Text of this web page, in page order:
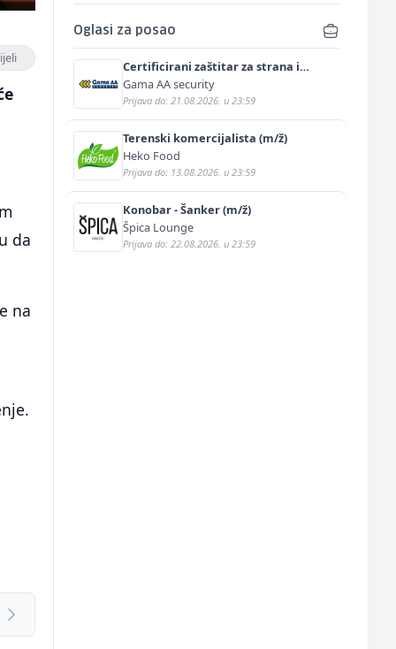
da
na
Oglasi za posao
Certificirani zaštitar za strana i
diplomatska predstavništva (m/ž)
Gama AA security
Prijava do: 21.08.2026. u 23:59
Terenski komercijalista (m/ž)
Heko Food
Prijava do: 13.08.2026. u 23:59
Konobar - Šanker (m/ž)
Špica Lounge
Prijava do: 22.08.2026. u 23:59